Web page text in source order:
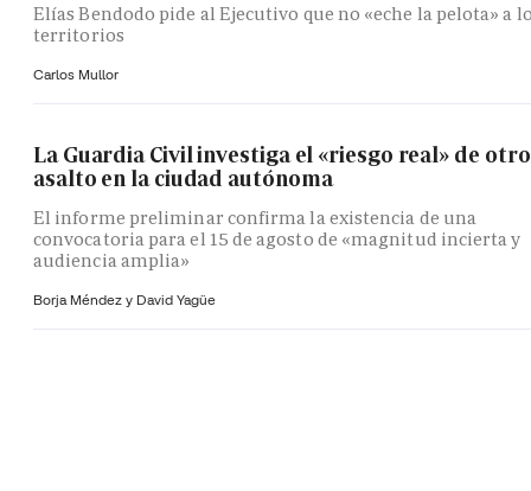
Elías Bendodo pide al Ejecutivo que no «eche la pelota» a
territorios
Carlos Mullor
La Guardia Civil investiga el «riesgo real» de otro
asalto en la ciudad autónoma
El informe preliminar confirma la existencia de una
convocatoria para el 15 de agosto de «magnitud incierta y
audiencia amplia»
Borja Méndez y David Yagüe